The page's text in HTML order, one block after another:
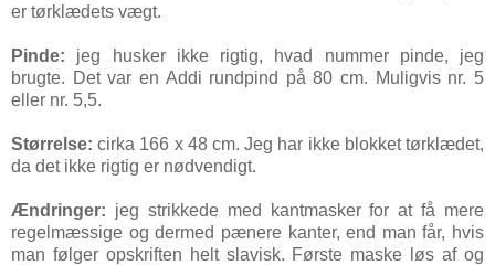
er tørklædets vægt.
Pinde: jeg husker ikke rigtig, hvad nummer pinde, jeg
brugte. Det var en Addi rundpind på 80 cm. Muligvis nr. 5
eller nr. 5,5.
Størrelse: cirka 166 x 48 cm. Jeg har ikke blokket tørklædet,
da det ikke rigtig er nødvendigt.
Ændringer: jeg strikkede med kantmasker for at få mere
regelmæssige og dermed pænere kanter, end man får, hvis
man følger opskriften helt slavisk. Første maske løs af og